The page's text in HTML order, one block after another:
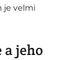
je velmi
jeho